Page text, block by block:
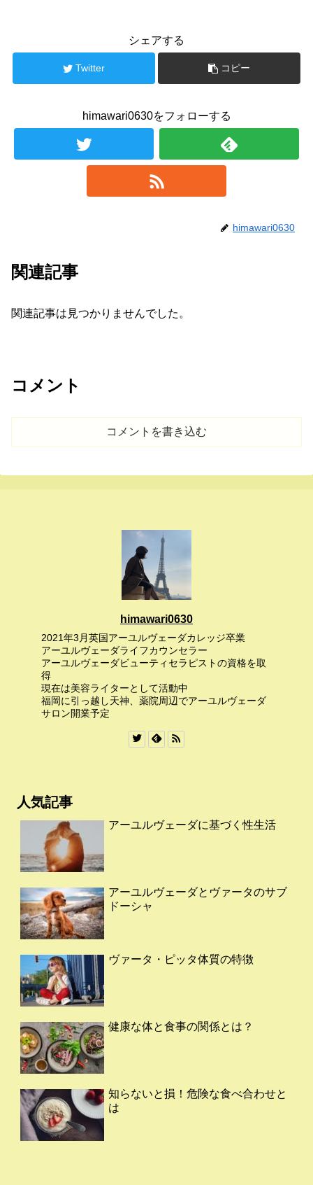
シェアする
Twitter コピー
himawari0630をフォローする
himawari0630
関連記事
関連記事は見つかりませんでした。
コメント
コメントを書き込む
himawari0630
2021年3月英国アーユルヴェーダカレッジ卒業
アーユルヴェーダライフカウンセラー
アーユルヴェーダビューティセラピストの資格を取
得
現在は美容ライターとして活動中
福岡に引っ越し天神、薬院周辺でアーユルヴェーダ
サロン開業予定
人気記事
アーユルヴェーダに基づく性生活
アーユルヴェーダとヴァータのサブ
ドーシャ
ヴァータ・ピッタ体質の特徴
健康な体と食事の関係とは？
知らないと損！危険な食べ合わせと
は